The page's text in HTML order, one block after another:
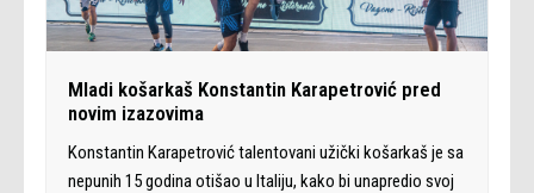
Mladi košarkaš Konstantin Karapetrović pred
novim izazovima
Konstantin Karapetrović talentovani užički košarkaš je sa
nepunih 15 godina otišao u Italiju, kako bi unapredio svoj